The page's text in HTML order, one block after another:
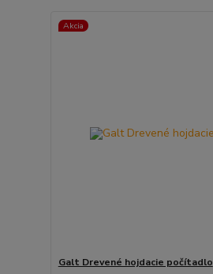
Akcia
Galt Drevené hojdacie počítadlo